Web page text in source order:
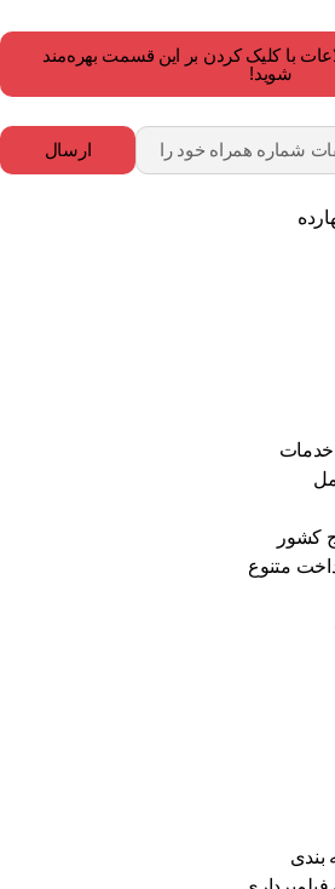
با کلیک کردن بر این قسمت بهره‌مند
شوید!
ارسال
کشور
متنوع